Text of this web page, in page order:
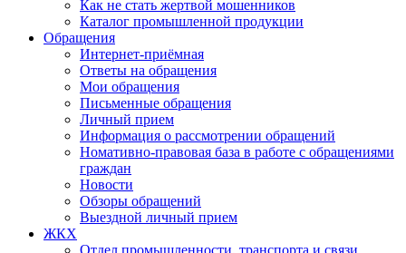
Как не стать жертвой мошенников
Каталог промышленной продукции
Обращения
Интернет-приёмная
Ответы на обращения
Мои обращения
Письменные обращения
Личный прием
Информация о рассмотрении обращений
Номативно-правовая база в работе с обращениями
граждан
Новости
Обзоры обращений
Выездной личный прием
ЖКХ
Отдел промышленности, транспорта и связи